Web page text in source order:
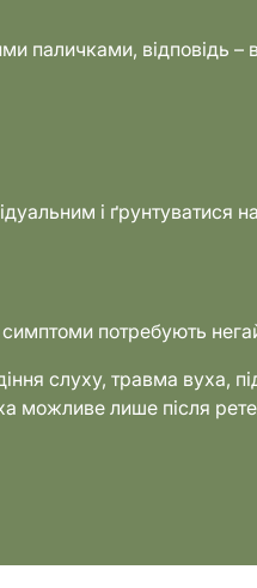
паличками, відповідь –
і ґрунтуватися
симптоми потребують
слуху, травма вуха,
можливе лише після